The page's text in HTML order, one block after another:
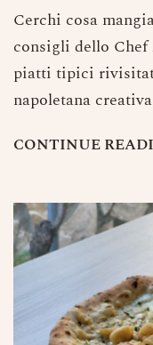
Cerchi cosa
consigli dello
piatti tipici
napoletana creativa
CONTINUEREADI